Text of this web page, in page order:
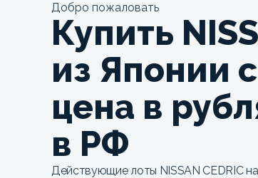
Добро пожаловать
Купить
из Японии
цена в
в РФ
Действующие лоты NISSAN CEDRIC